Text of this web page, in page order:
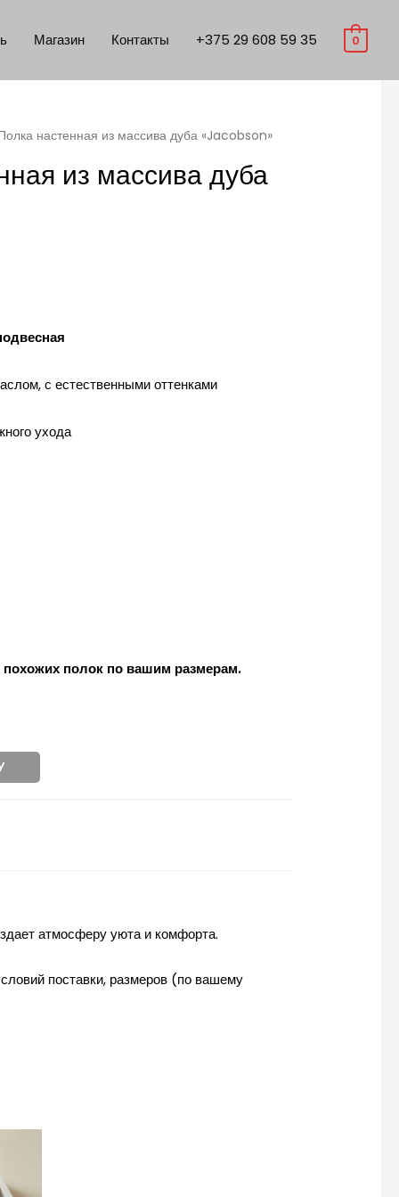
Магазин Контакты +375 29 608 59 35 0
настенная из массива дуба «Jacobson»
из массива дуба
с естественными оттенками
ухода
полок по вашим размерам.
атмосферу уюта и комфорта.
поставки, размеров (по вашему